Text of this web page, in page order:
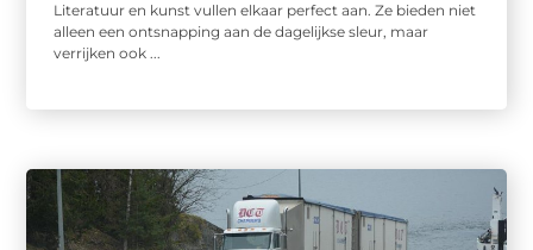
Literatuur en kunst vullen elkaar perfect aan. Ze bieden niet
alleen een ontsnapping aan de dagelijkse sleur, maar
verrijken ook ...